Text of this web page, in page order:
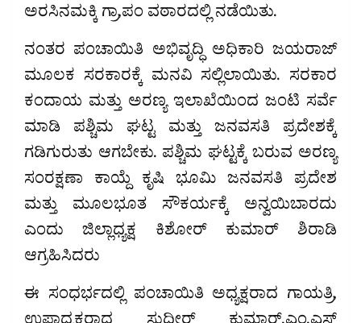
ಅರಸಿನಮಕ್ಕಿ ಗ್ರಾ,ಪಂ ವಠಾರದಲ್ಲಿ ನಡೆಯಿತು.
ನಂತರ ಪಂಚಾಯಿತಿ ಅಭಿವೃದ್ಧಿ ಅಧಿಕಾರಿ ಜಯರಾಜ್
ಮೂಲಕ ಸರಕಾರಕ್ಕೆ ಮನವಿ ಸಲ್ಲಿಲಾಯಿತು. ಸರಕಾರ
ಕಂದಾಯ ಮತ್ತು ಅರಣ್ಯ ಇಲಾಖೆಯಿಂದ ಜಂಟಿ ಸರ್ವೆ
ಮಾಡಿ ಪಶ್ಚಿಮ ಘಟ್ಟ ಮತ್ತು ಜನವಸತಿ ಪ್ರದೇಶಕ್ಕೆ
ಗಡಿಗುರುತು ಆಗಬೇಕು. ಪಶ್ಚಿಮ ಘಟ್ಟಕ್ಕೆ ಬರುವ ಅರಣ್ಯ
ಸಂರಕ್ಷಣಾ ಕಾಯ್ದೆ ಕೃಷಿ ಭೂಮಿ ಜನವಸತಿ ಪ್ರದೇಶ
ಮತ್ತು ಮೂಲಭೂತ ಸೌಕರ್ಯಕ್ಕೆ ಅನ್ವಯಿಬಾರದು
ಎಂದು ಜಿಲ್ಲಾಧ್ಯಕ್ಷ ಕಿಶೋರ್ ಕುಮಾರ್ ಶಿರಾಡಿ
ಆಗ್ರಹಿಸಿದರು
ಈ ಸಂಧರ್ಭದಲ್ಲಿ ಪಂಚಾಯಿತಿ ಅಧ್ಯಕ್ಷರಾದ ಗಾಯತ್ರಿ,